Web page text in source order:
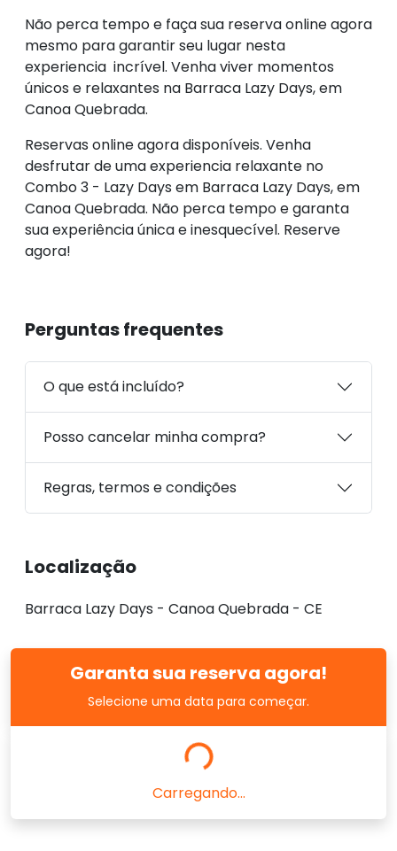
Não perca tempo e faça sua reserva online agora
mesmo para garantir seu lugar nesta
experiencia incrível. Venha viver momentos
únicos e relaxantes na Barraca Lazy Days, em
Canoa Quebrada.
Reservas online agora disponíveis. Venha
desfrutar de uma experiencia relaxante no
Combo 3 - Lazy Days em Barraca Lazy Days, em
Canoa Quebrada. Não perca tempo e garanta
sua experiência única e inesquecível. Reserve
agora!
Perguntas frequentes
O que está incluído?
Posso cancelar minha compra?
Regras, termos e condições
Localização
Barraca Lazy Days - Canoa Quebrada - CE
Garanta sua reserva agora!
Selecione uma data para começar.
Carregando...